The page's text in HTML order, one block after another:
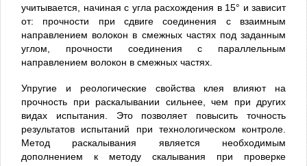
учитывается, начиная с угла расхожде­ния в 15° и зависит
от: прочности при сдвиге соединения с взаимным
направлением волокон в смежных частях под заданным
углом, прочности соединения с параллельным
направлением волокон в смежных частях.
Упругие и реологические свойства клея влияют на
прочность при раскалывании сильнее, чем при других
видах испытания. Это позволяет по­высить точность
результатов испы­таний при технологическом контро­ле.
Метод раскалывания является необходимым
дополнением к методу скалывания при проверке